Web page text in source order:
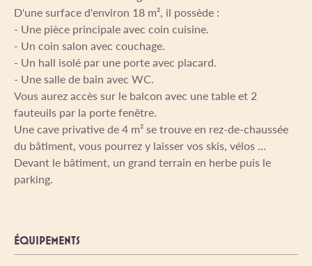
D'une surface d'environ 18 m², il possède :
- Une pièce principale avec coin cuisine.
- Un coin salon avec couchage.
- Un hall isolé par une porte avec placard.
- Une salle de bain avec WC.
Vous aurez accès sur le balcon avec une table et 2
fauteuils par la porte fenêtre.
Une cave privative de 4 m² se trouve en rez-de-chaussée
du bâtiment, vous pourrez y laisser vos skis, vélos …
Devant le bâtiment, un grand terrain en herbe puis le
parking.
ÉQUIPEMENTS